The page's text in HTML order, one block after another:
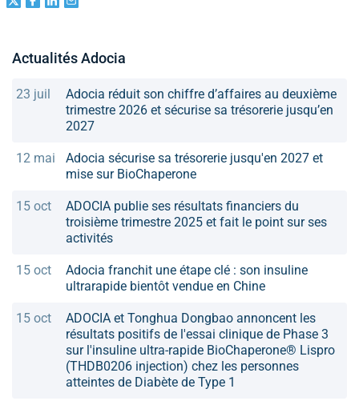
Actualités Adocia
23 juil
Adocia réduit son chiffre d’affaires au deuxième
trimestre 2026 et sécurise sa trésorerie jusqu’en
2027
12 mai
Adocia sécurise sa trésorerie jusqu'en 2027 et
mise sur BioChaperone
15 oct
ADOCIA publie ses résultats financiers du
troisième trimestre 2025 et fait le point sur ses
activités
15 oct
Adocia franchit une étape clé : son insuline
ultrarapide bientôt vendue en Chine
15 oct
ADOCIA et Tonghua Dongbao annoncent les
résultats positifs de l'essai clinique de Phase 3
sur l'insuline ultra-rapide BioChaperone® Lispro
(THDB0206 injection) chez les personnes
atteintes de Diabète de Type 1